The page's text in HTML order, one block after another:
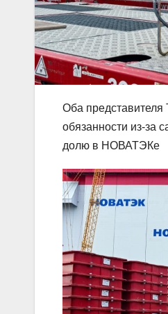
Оба представителя
обязанности из-за
долю в НОВАТЭКе